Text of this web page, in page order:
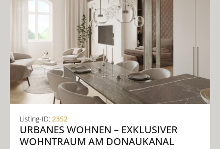
Listing-ID: 2352
URBANES WOHNEN – EXKLUSIVER
WOHNTRAUM AM DONAUKANAL